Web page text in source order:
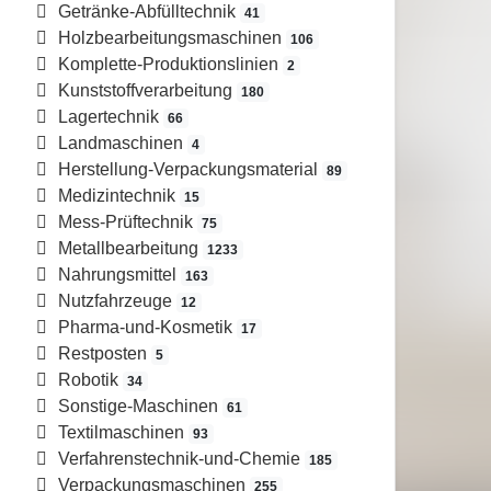
Getränke-Abfülltechnik 41
Holzbearbeitungsmaschinen 106
Komplette-Produktionslinien 2
Kunststoffverarbeitung 180
Lagertechnik 66
Landmaschinen 4
Herstellung-Verpackungsmaterial 89
Medizintechnik 15
Mess-Prüftechnik 75
Metallbearbeitung 1233
Nahrungsmittel 163
Nutzfahrzeuge 12
Pharma-und-Kosmetik 17
Restposten 5
Robotik 34
Sonstige-Maschinen 61
Textilmaschinen 93
Verfahrenstechnik-und-Chemie 185
Verpackungsmaschinen 255